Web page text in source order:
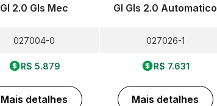
Gl 2.0 Gls Mec
027004-0
R$ 5.879
Mais detalhes
Gl Gls 2.0 Automatico
027026-1
R$ 7.631
Mais detalhes